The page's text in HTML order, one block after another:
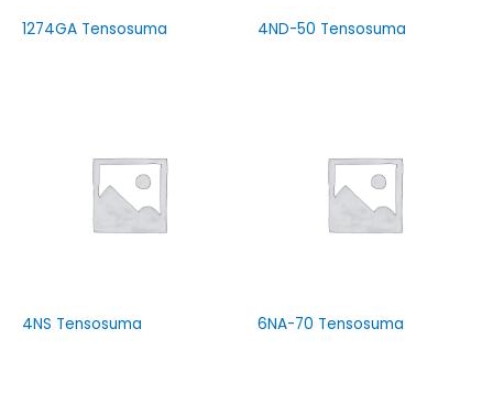
1274GA Tensosuma 4ND-50 Tensosuma
4NS Tensosuma 6NA-70 Tensosuma